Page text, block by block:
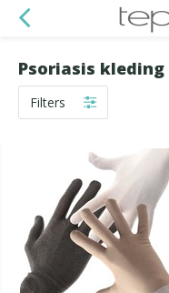
Psoriasis kleding
Filters